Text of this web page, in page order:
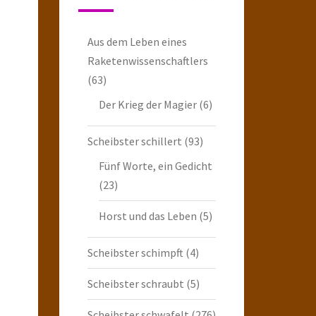
Aus dem Leben eines
Raketenwissenschaftlers
(63)
Der Krieg der Magier(6)
Scheibster schillert (93)
Fünf Worte, ein Gedicht
(23)
Horst und das Leben (5)
Scheibster schimpft (4)
Scheibster schraubt (5)